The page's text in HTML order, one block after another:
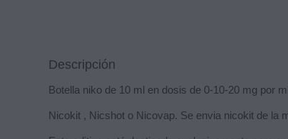
Descripción
Botella niko de 10 ml en dosis de 0-10-20 mg por
Nicokit , Nicshot o Nicovap. Se envia nicokit de la